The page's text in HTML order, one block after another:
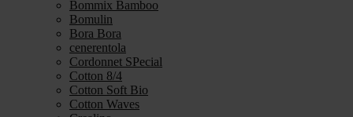
Bommix Bamboo
Bomulin
Bora Bora
cenerentola
Cordonnet SPecial
Cotton 8/4
Cotton Soft Bio
Cotton Waves